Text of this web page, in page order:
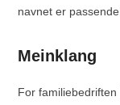
navnet er
Meinklang
For